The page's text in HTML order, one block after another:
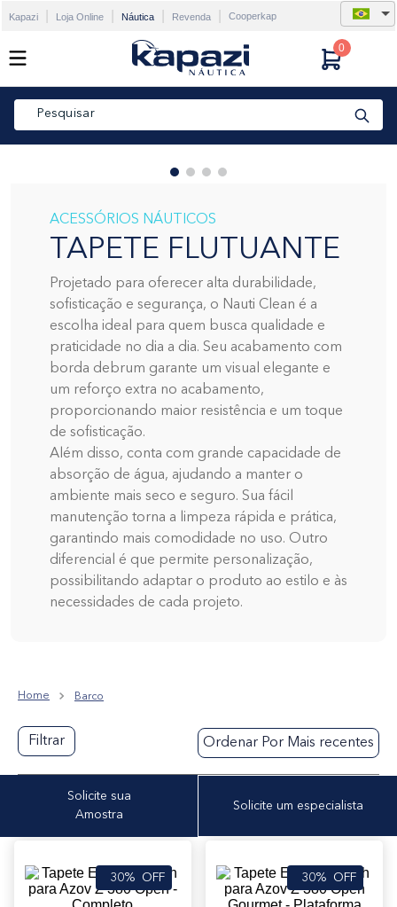
Kapazi Loja Online Náutica Revenda Cooperkap
0
Pesquisar
ACESSÓRIOS NÁUTICOS
TAPETE FLUTUANTE
Projetado para oferecer alta durabilidade,
sofisticação e segurança, o Nauti Clean é a
escolha ideal para quem busca qualidade e
praticidade no dia a dia. Seu acabamento com
borda debrum garante um visual elegante e
um reforço extra no acabamento,
proporcionando maior resistência e um toque
de sofisticação.
Além disso, conta com grande capacidade de
absorção de água, ajudando a manter o
ambiente mais seco e seguro. Sua fácil
manutenção torna a limpeza rápida e prática,
garantindo mais comodidade no uso. Outro
diferencial é que permite personalização,
possibilitando adaptar o produto ao estilo e às
necessidades de cada projeto.
Barco
Filtrar Ordenar Por Mais recentes
Solicite sua
Amostra
Solicite um especialista
30% OFF 30% OFF
TERMOS MAIS BUSCADOS
thermo deck
º
tapete flutuante
º
real 365
º
triton
º
nx 270
º
ventura
º
real 300
10º amostra - tapete pvc náutico trançado